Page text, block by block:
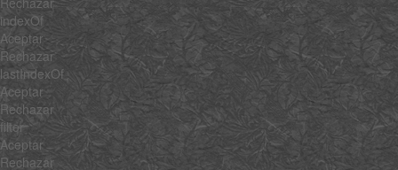
indexOf
Aceptar
Rechazar
lastIndexOf
Aceptar
Rechazar
filter
Aceptar
Rechazar